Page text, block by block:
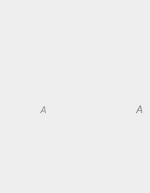
A A